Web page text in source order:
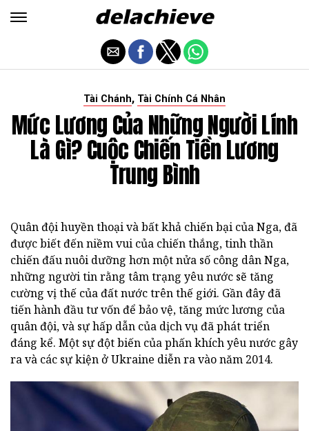
Tài Chánh, Tài Chính Cá Nhân
Mức Lương Của Những Người Lính
Là Gì? Cuộc Chiến Tiền Lương
Trung Bình
Quân đội huyền thoại và bất khả chiến bại của Nga, đã
được biết đến niềm vui của chiến thắng, tinh thần
chiến đấu nuôi dưỡng hơn một nửa số công dân Nga,
những người tin rằng tâm trạng yêu nước sẽ tăng
cường vị thế của đất nước trên thế giới. Gần đây đã
tiến hành đầu tư vốn để bảo vệ, tăng mức lương của
quân đội, và sự hấp dẫn của dịch vụ đã phát triển
đáng kể. Một sự đột biến của phấn khích yêu nước gây
ra và các sự kiện ở Ukraine diễn ra vào năm 2014.